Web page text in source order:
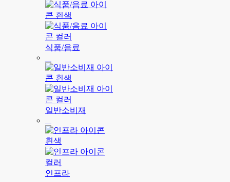
식품/음료
일반소비재
인프라